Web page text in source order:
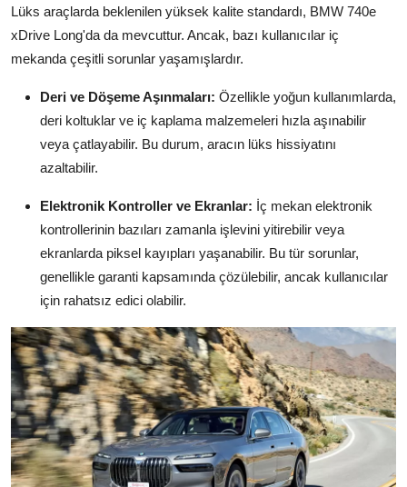
Lüks araçlarda beklenilen yüksek kalite standardı, BMW 740e
xDrive Long'da da mevcuttur. Ancak, bazı kullanıcılar iç
mekanda çeşitli sorunlar yaşamışlardır.
Deri ve Döşeme Aşınmaları: Özellikle yoğun kullanımlarda,
deri koltuklar ve iç kaplama malzemeleri hızla aşınabilir
veya çatlayabilir. Bu durum, aracın lüks hissiyatını
azaltabilir.
Elektronik Kontroller ve Ekranlar: İç mekan elektronik
kontrollerinin bazıları zamanla işlevini yitirebilir veya
ekranlarda piksel kayıpları yaşanabilir. Bu tür sorunlar,
genellikle garanti kapsamında çözülebilir, ancak kullanıcılar
için rahatsız edici olabilir.